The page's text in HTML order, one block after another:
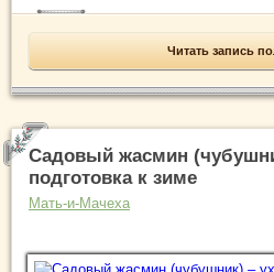
Читать запись
Садовый жасмин
подготовка к зиме
Мать-и-Мачеха